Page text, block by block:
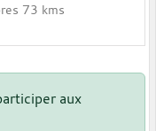
73 kms
aux